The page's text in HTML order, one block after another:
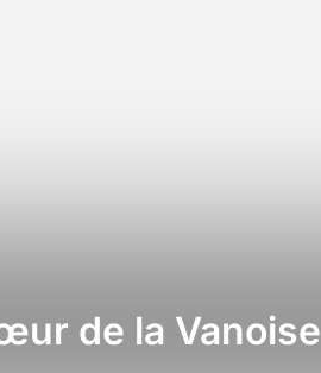
de la Vanoise